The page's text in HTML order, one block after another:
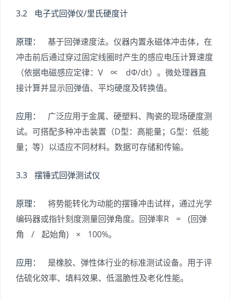
3.2 电子式回弹仪/里氏硬度计
原理：
基于回弹速度法。仪器内置永磁体冲击体，在
冲击前后通过穿过固定线圈时产生的感应电压计算速度
（依据电磁感应定律：V ∝ dΦ/dt）。微处理器直
接计算并显示回弹值、平均硬度及转换值。
应用：
广泛应用于金属、硬塑料、陶瓷的现场硬度测
试。可搭配多种冲击装置（D型：高能量；G型：低能
量；等）以适应不同材料。数据可存储和传输。
3.3 摆锤式回弹测试仪
原理：
将势能转化为动能的摆锤冲击试样，通过光学
编码器或指针刻度测量回弹角度。回弹率R = (回弹
角 / 起始角) × 100%。
应用：
是橡胶、弹性体行业的标准测试设备。用于评
估硫化效率、填料效果、低温脆性及老化性能。